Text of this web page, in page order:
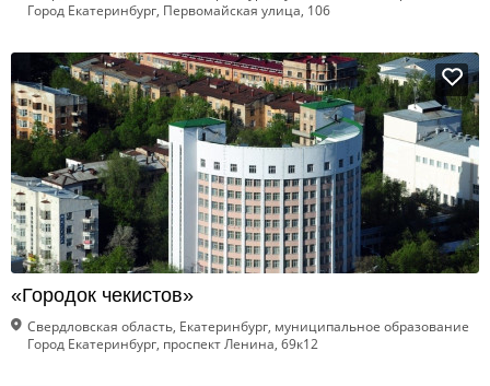
Город Екатеринбург, Первомайская улица, 106
«Городок чекистов»
Свердловская область, Екатеринбург, муниципальное образование
Город Екатеринбург, проспект Ленина, 69к12